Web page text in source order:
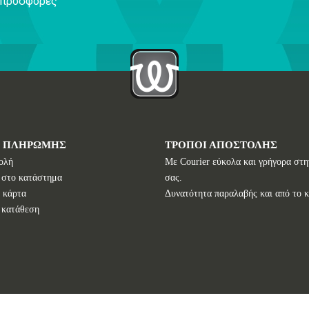
ΠΛΗΡΩΜΗΣ
κατάστημα
κάρτα
ΤΡΟΠΟΙ ΑΠΟΣΤΟΛΗΣ
Με Courier εύκολα και γρήγορα
σας.
Δυνατότητα παραλαβής και από το